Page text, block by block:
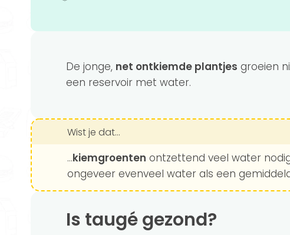
De jonge, net ontkiemde plantjes groeien
een reservoir met water.
Wist je dat...
...kiemgroenten ontzettend veel water
ongeveer evenveel water als een
Is taugé gezond?